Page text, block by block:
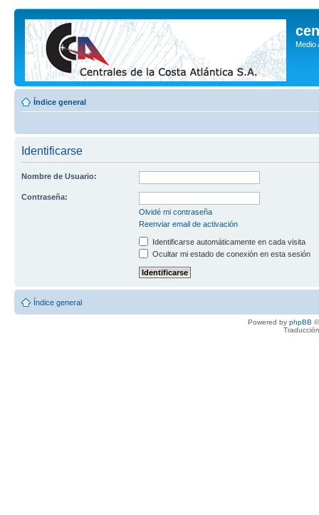
Medio
Índice general
Identificarse
Nombre de Usuario:
Contraseña:
Olvidé mi contraseña
Reenviar email de activación
Identificarse automáticamente en cada visita
Ocultar mi estado de conexión en esta sesión
Índice general
Powered by phpBB